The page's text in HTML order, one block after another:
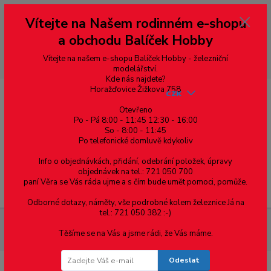
--- pro zákazníky ze Slovenska a jiných zemí, pokud chcete platit v eurech
přepněte si e-shop na euro 💶 pro přepočet měny - pravý horní roh ---
dobírky – pokud si z nějakého důvodu zásilku nevyzvednete, bude po
domluvě zaslána znovu s opětovnou platbou za poštovné, v opačném
případě bude zrušena a účet přidán na blacklist a rušeny následující
objednávky.
Menu
CZK
spínací kontakt (35267)
Vítejte na Našem rodinném e-shopu
a obchodu Balíček Hobby
Vítejte na našem e-shopu Balíček Hobby - železniční
modelářství.
Kde nás najdete?
Horažďovice Žižkova 758
Otevřeno
Po - Pá 8:00 - 11:45 12:30 - 16:00
So - 8:00 - 11:45
Po telefonické domluvě kdykoliv
Info o objednávkách, přidání, odebrání položek, úpravy
objednávek na tel.: 721 050 700
paní Věra se Vás ráda ujme a s čím bude umět pomoci, pomůže.
Odborné dotazy, náměty, vše podrobné kolem železnice Já na
tel.: 721 050 382 :-)
Těšíme se na Vás a jsme rádi, že Vás máme.
Odeslat